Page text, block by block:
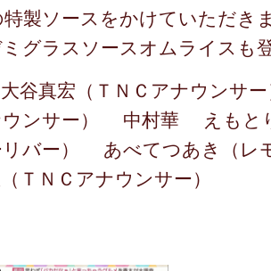
製ソースをかけていただき
グラスソースオムライスも
谷真宏（ＴＮＣアナウンサ
ウンサー） 中村華 えも
リバー） あべてつあき（
ＴＮＣアナウンサー）